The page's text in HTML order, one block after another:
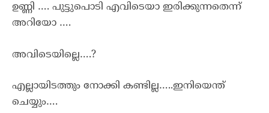
ഉണ്ണി …. പുട്ടുപൊടി എവിടെയാ ഇരിക്കുന്നതെന്ന്
അറിയോ ….
അവിടെയില്ലെ….?
എല്ലായിടത്തും നോക്കി കണ്ടില്ല…..ഇനിയെന്ത്
ചെയ്യും….